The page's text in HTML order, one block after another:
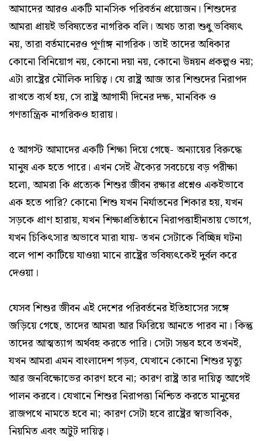
আমাদের আরও একটি মানসিক পরিবর্তন প্রয়োজন। শিশুদের
আমরা প্রায়ই ভবিষ্যতের নাগরিক বলি। অথচ তারা শুধু ভবিষ্যৎ
নয়, তারা বর্তমানেরও পূর্ণাঙ্গ নাগরিক। তাই তাদের অধিকার
কোনো বিনিয়োগ নয়, কোনো দয়া নয়, কোনো উন্নয়ন প্রকল্পও নয়;
এটা রাষ্ট্রের মৌলিক দায়িত্ব। যে রাষ্ট্র আজ তার শিশুদের নিরাপদ
রাখতে ব্যর্থ হয়, সে রাষ্ট্র আগামী দিনের দক্ষ, মানবিক ও
গণতান্ত্রিক নাগরিকও হারায়।
৫ আগস্ট আমাদের একটি শিক্ষা দিয়ে গেছে- অন্যায়ের বিরুদ্ধে
মানুষ এক হতে পারে। এখন সেই ঐক্যের সবচেয়ে বড় পরীক্ষা
হলো, আমরা কি প্রত্যেক শিশুর জীবন রক্ষার প্রশ্নেও একইভাবে
এক হতে পারি? কোনো শিশু যখন নির্যাতনের শিকার হয়, যখন
সড়কে প্রাণ হারায়, যখন শিক্ষাপ্রতিষ্ঠানে নিরাপত্তাহীনতায় ভোগে,
যখন চিকিৎসার অভাবে মারা যায়- তখন সেটাকে বিচ্ছিন্ন ঘটনা
বলে পাশ কাটিয়ে যাওয়া মানে রাষ্ট্রের ভবিষ্যৎকেই দুর্বল করে
দেওয়া।
যেসব শিশুর জীবন এই দেশের পরিবর্তনের ইতিহাসের সঙ্গে
জড়িয়ে গেছে, তাদের আমরা আর ফিরিয়ে আনতে পারব না। কিন্তু
তাদের আত্মত্যাগ অর্থবহ করতে পারি। সেটা সম্ভব হবে তখনই,
যখন আমরা এমন বাংলাদেশ গড়ব, যেখানে কোনো শিশুর মৃত্যু
আর জনবিক্ষোভের কারণ হবে না; কারণ রাষ্ট্র তার দায়িত্ব আগেই
পালন করবে। যেখানে শিশুর নিরাপত্তা নিশ্চিত করতে মানুষের
রাজপথে নামতে হবে না; কারণ সেটা হবে রাষ্ট্রের স্বাভাবিক,
নিয়মিত এবং অটুট দায়িত্ব।